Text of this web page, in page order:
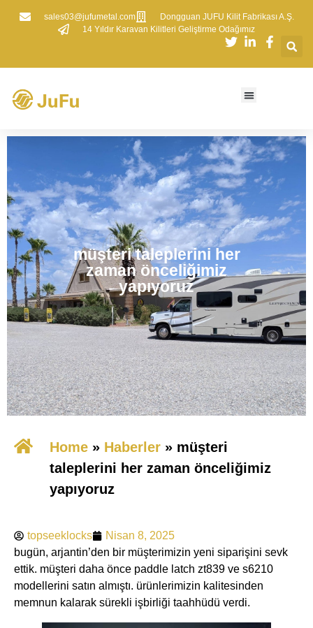
sales03@jufumetal.com
​Dongguan JUFU Kilit Fabrikası A.Ş.
​14 Yıldır Karavan Kilitleri Geliştirme Odağımız
müşteri taleplerini her
zaman önceliğimiz
yapıyoruz​​
Home » ​Haberler » müşteri
taleplerini her zaman önceliğimiz
yapıyoruz​​
topseeklocks
Nisan 8, 2025
bugün, arjantin’den bir müşterimizin yeni siparişini sevk
ettik. müşteri daha önce ​​paddle latch zt839​​ ve ​​s6210​​
modellerini satın almıştı. ürünlerimizin kalitesinden
memnun kalarak sürekli işbirliği taahhüdü verdi.